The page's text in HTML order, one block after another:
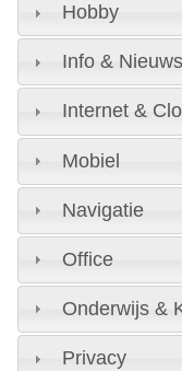
Hobby
Info & Nieuws
Internet &
Mobiel
Navigatie
Office
Onderwijs &
Privacy